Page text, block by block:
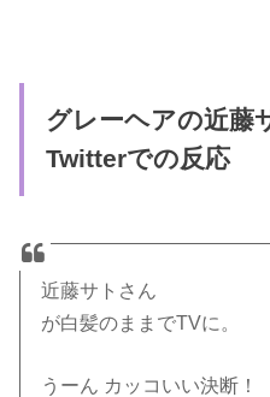
グレーヘアの近藤
Twitterでの反応
近藤サトさん
が白髪のままでTVに。
うーん カッコいい決断！